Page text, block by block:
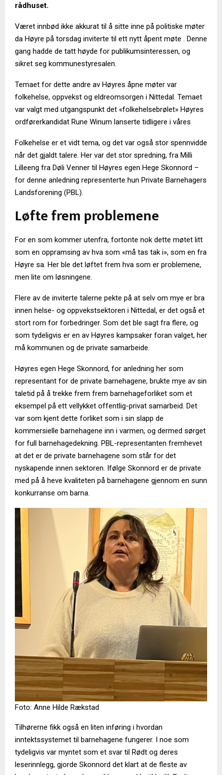
rådhuset.
Været innbød ikke akkurat til å sitte inne på politiske møter
da Høyre på torsdag inviterte til ett nytt åpent møte . Denne
gang hadde de tatt høyde for publikumsinteressen, og
sikret seg kommunestyresalen.
Temaet for dette andre av Høyres åpne møter var
folkehelse, oppvekst og eldreomsorgen i Nittedal. Temaet
var valgt med utgangspunkt det «folkehelsebrølet» Høyres
ordførerkandidat Rune Winum lanserte tidligere i våres
Folkehelse er et vidt tema, og det var også stor spennvidde
når det gjaldt talere. Her var det stor spredning, fra Milli
Lilleeng fra Døli Venner til Høyres egen Hege Skonnord –
for denne anledning representerte hun Private Barnehagers
Landsforening (PBL).
Løfte frem problemene
For en som kommer utenfra, fortonte nok dette møtet litt
som en oppramsing av hva som «må tas tak i», som en fra
Høyre sa. Her ble det løftet frem hva som er problemene,
men lite om løsningene.
Flere av de inviterte talerne pekte på at selv om mye er bra
innen helse- og oppvekstsektoren i Nittedal, er det også et
stort rom for forbedringer. Som det ble sagt fra flere, og
som tydeligvis er en av Høyres kampsaker foran valget, her
må kommunen og de private samarbeide.
Høyres egen Hege Skonnord, for anledning her som
representant for de private barnehagene, brukte mye av sin
taletid på å trekke frem frem barnehageforliket som et
eksempel på ett vellykket offentlig-privat samarbeid. Det
var som kjent dette forliket som i sin slapp de
kommersielle barnehagene inn i varmen, og dermed sørget
for full barnehagedekning. PBL-representanten fremhevet
at det er de private barnehagene som står for det
nyskapende innen sektoren. Ifølge Skonnord er de private
med på å heve kvaliteten på barnehagene gjennom en sunn
konkurranse om barna.
Foto: Anne Hilde Rækstad
Tilhørerne fikk også en liten inføring i hvordan
inntektssystemet til barnehagene fungerer. I noe som
tydeligvis var myntet som et svar til Rødt og deres
leserinnlegg, gjorde Skonnord det klart at de fleste av